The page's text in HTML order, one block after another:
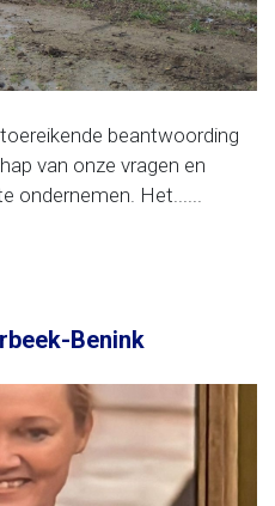
beantwoording
van onze vragen en
ondernemen. Het......
Benink